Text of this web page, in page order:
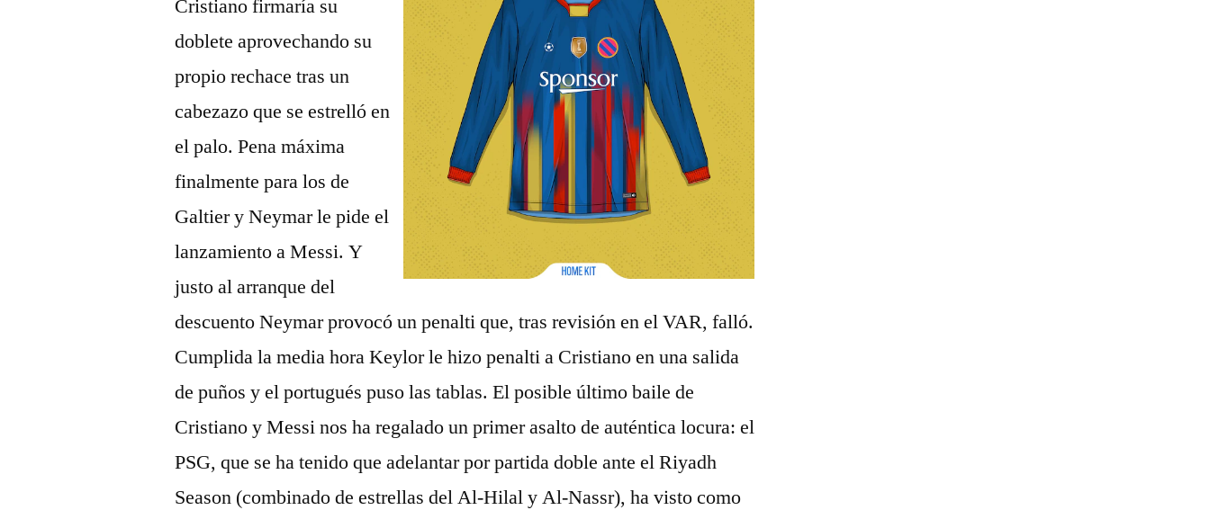
Cristiano firmaría su
doblete aprovechando su
propio rechace tras un
cabezazo que se estrelló en
el palo. Pena máxima
finalmente para los de
Galtier y Neymar le pide el
lanzamiento a Messi. Y
justo al arranque del
descuento Neymar provocó un penalti que, tras revisión en el VAR, falló.
Cumplida la media hora Keylor le hizo penalti a Cristiano en una salida
de puños y el portugués puso las tablas. El posible último baile de
Cristiano y Messi nos ha regalado un primer asalto de auténtica locura: el
PSG, que se ha tenido que adelantar por partida doble ante el Riyadh
Season (combinado de estrellas del Al-Hilal y Al-Nassr), ha visto como